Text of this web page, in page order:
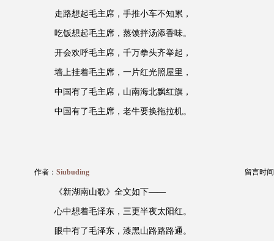
走路想起毛主席，手推小车不知累，
吃饭想起毛主席，蒸馍拌汤添香味。
开会欢呼毛主席，千万拳头齐举起，
墙上挂着毛主席，一片红光照屋里，
中国有了毛主席，山南海北飘红旗，
中国有了毛主席，老牛要换拖拉机。
作者： Siubuding 留言时
《新湖南山歌》全文如下——
心中想着毛泽东，三更半夜太阳红。
眼中有了毛泽东，漆黑山路路路通。